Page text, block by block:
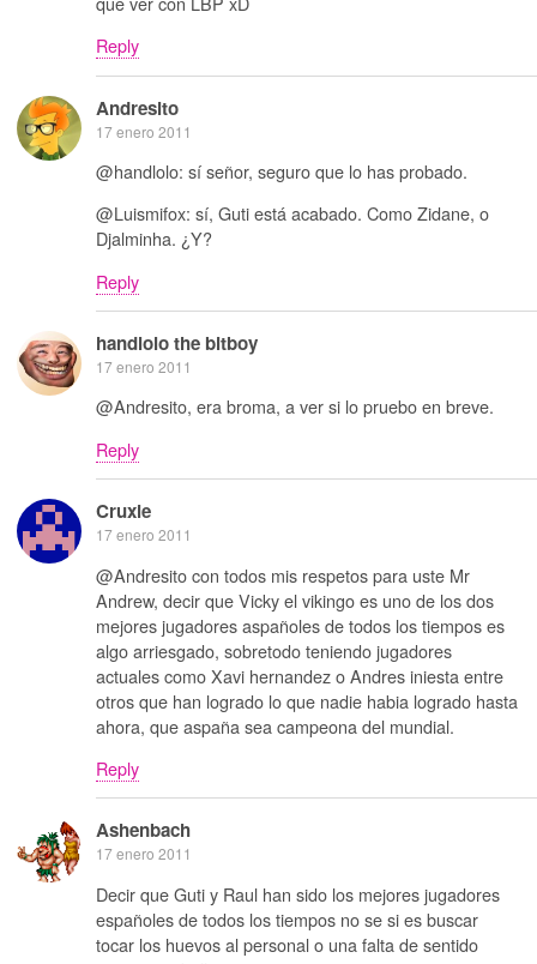
Reply
Andresito
17 enero 2011
@handlolo: sí señor, seguro que lo has probado.
@Luismifox: sí, Guti está acabado. Como Zidane, o
Djalminha. ¿Y?
Reply
handlolo the bitboy
17 enero 2011
@Andresito, era broma, a ver si lo pruebo en breve.
Reply
Cruxie
17 enero 2011
@Andresito con todos mis respetos para uste Mr
Andrew, decir que Vicky el vikingo es uno de los dos
mejores jugadores aspañoles de todos los tiempos es
algo arriesgado, sobretodo teniendo jugadores
actuales como Xavi hernandez o Andres iniesta entre
otros que han logrado lo que nadie habia logrado hasta
ahora, que aspaña sea campeona del mundial.
Reply
Ashenbach
17 enero 2011
Decir que Guti y Raul han sido los mejores jugadores
españoles de todos los tiempos no se si es buscar
tocar los huevos al personal o una falta de sentido